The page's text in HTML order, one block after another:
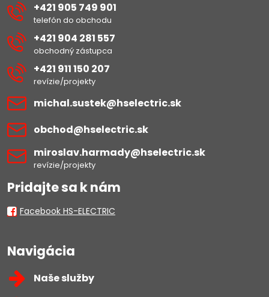
+421 905 749 901
telefón do obchodu
+421 904 281 557
obchodný zástupca
+421 911 150 207
revízie/projekty
michal​.sustek​@hselectric​.sk
obchod​@hselectric​.sk
miroslav​.harmady​@hselectric​.sk
revízie/projekty
Pridajte sa k nám
Facebook HS-ELECTRIC
Navigácia
Naše služby